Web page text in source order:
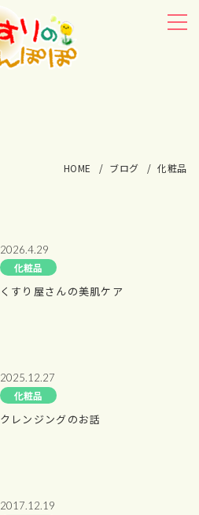
HOME ブログ 化粧品
2026.4.29
化粧品
くすり屋さんの美肌ケア
2025.12.27
化粧品
クレンジングのお話
2017.12.19